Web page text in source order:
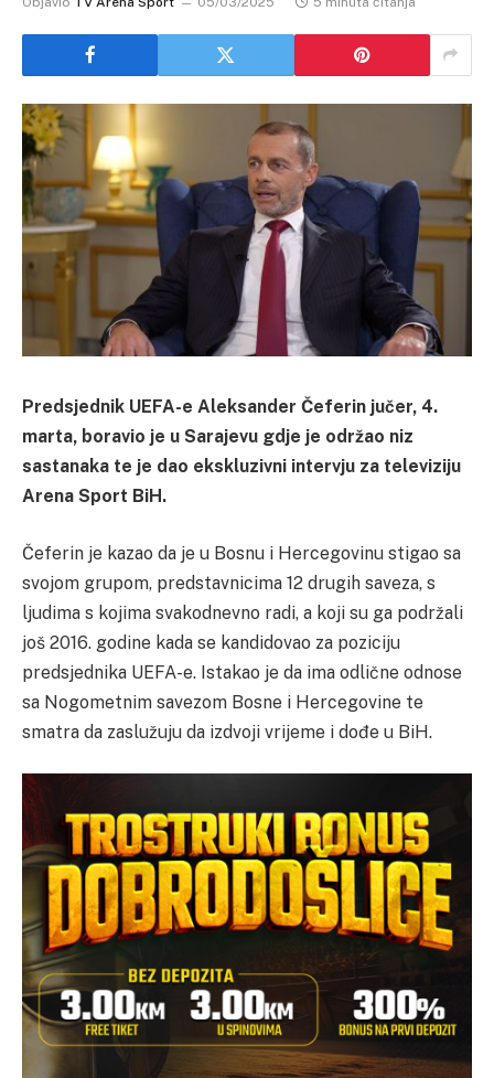
Predsjednik UEFA-e Aleksander Čeferin jučer, 4.
marta, boravio je u Sarajevu gdje je održao niz
sastanaka te je dao ekskluzivni intervju za televiziju
Arena Sport BiH.
Čeferin je kazao da je u Bosnu i Hercegovinu stigao sa
svojom grupom, predstavnicima 12 drugih saveza, s
ljudima s kojima svakodnevno radi, a koji su ga podržali
još 2016. godine kada se kandidovao za poziciju
predsjednika UEFA-e. Istakao je da ima odlične odnose
sa Nogometnim savezom Bosne i Hercegovine te
smatra da zaslužuju da izdvoji vrijeme i dođe u BiH.